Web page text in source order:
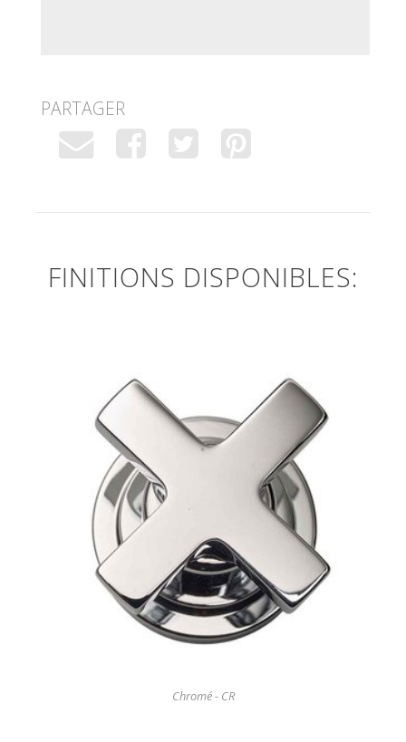
PARTAGER
FINITIONS DISPONIBLES:
Chromé - CR